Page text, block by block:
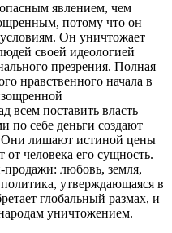
явлением, чем
потому что он
Он уничтожает
своей идеологией
презрения. Полная
нравственного начала в
всем поставить власть
по себе деньги создают
Они лишают истиной цены
человека его сущность.
продажи: любовь, земля,
утверждающаяся в
глобальный размах, и
уничтожением.